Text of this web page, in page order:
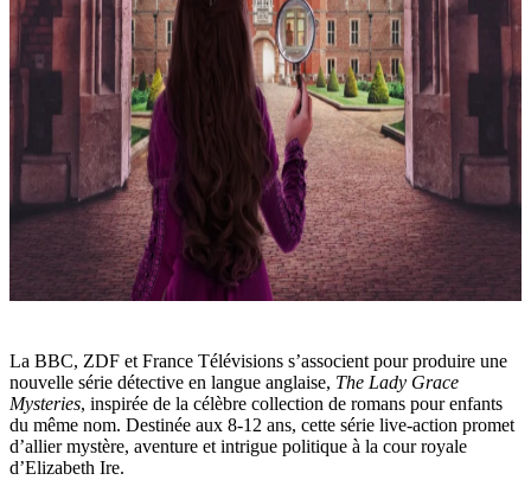
La BBC, ZDF et France Télévisions s’associent pour produire une
nouvelle série détective en langue anglaise, The Lady Grace
Mysteries, inspirée de la célèbre collection de romans pour enfants
du même nom. Destinée aux 8-12 ans, cette série live-action promet
d’allier mystère, aventure et intrigue politique à la cour royale
d’Elizabeth Ire.